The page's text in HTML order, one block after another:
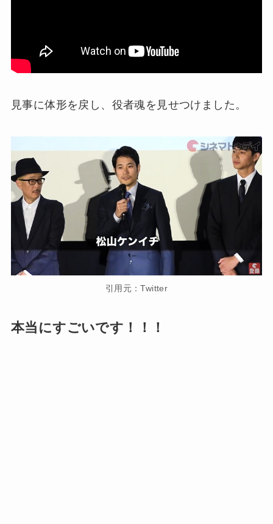
見事に体形を戻し、役者魂を見せつけました。
引用元：Twitter
本当にすごいです！！！